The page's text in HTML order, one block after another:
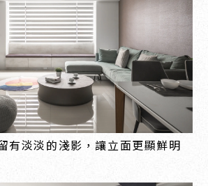
有淡淡的淺影，讓立面更顯鮮明